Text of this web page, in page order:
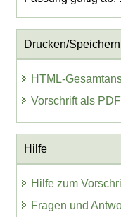
Drucken/Speichern
HTML-
Vorschrift als PDF
Hilfe
Hilfe zum
Fragen und